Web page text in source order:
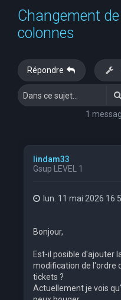
Changement
colonnes
Répondre
1
lindam33
Gsup LEVEL 1
lun. 11 mai 2026
Bonjour,
Est-il posible d'ajouter
modification de l'ordre
tickets ?
Actuellement je vois